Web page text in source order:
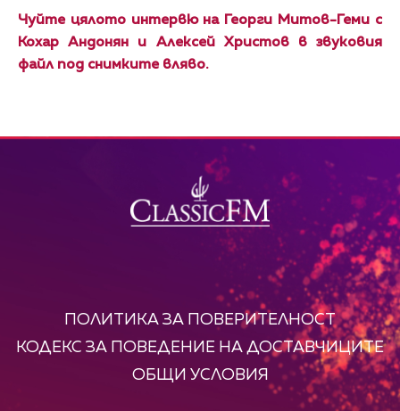
Чуйте цялото интервю на Георги Митов-Геми с
Кохар Андонян и Алексей Христов в звуковия
файл под снимките вляво.
ПОЛИТИКА ЗА ПОВЕРИТЕЛНОСТ
КОДЕКС ЗА ПОВЕДЕНИЕ НА ДОСТАВЧИЦИТЕ
ОБЩИ УСЛОВИЯ